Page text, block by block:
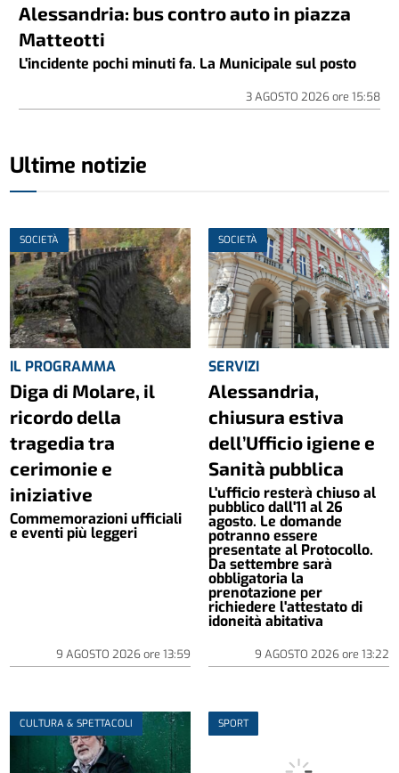
Alessandria: bus contro auto in piazza
Matteotti
L'incidente pochi minuti fa. La Municipale sul posto
3 AGOSTO 2026ore 15:58
Ultime notizie
SOCIETÀ
IL PROGRAMMA
Diga di Molare, il
ricordo della
tragedia tra
cerimonie e
iniziative
Commemorazioni ufficiali
e eventi più leggeri
9 AGOSTO 2026ore 13:59
SOCIETÀ
SERVIZI
Alessandria,
chiusura estiva
dell’Ufficio igiene e
Sanità pubblica
L'ufficio resterà chiuso al
pubblico dall'11 al 26
agosto. Le domande
potranno essere
presentate al Protocollo.
Da settembre sarà
obbligatoria la
prenotazione per
richiedere l'attestato di
idoneità abitativa
9 AGOSTO 2026ore 13:22
CULTURA & SPETTACOLI SPORT